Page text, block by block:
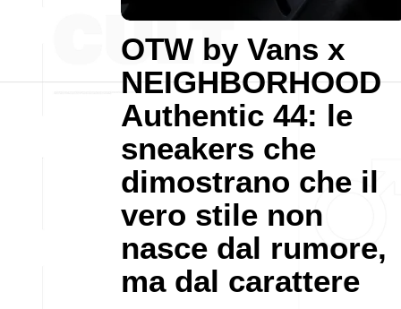
OTW by Vans x
NEIGHBORHOOD
Authentic 44: le
sneakers che
dimostrano che il
vero stile non
nasce dal rumore,
ma dal carattere